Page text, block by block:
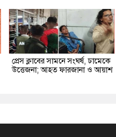
প্রেস ক্লাবের সামনে সংঘর্ষ, ঢামেকে
উত্তেজনা; আহত ফারজানা ও আয়াশ